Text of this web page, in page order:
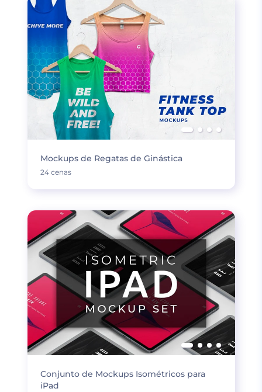
Mockups de Regatas de Ginástica
24 cenas
Conjunto de Mockups Isométricos para
iPad